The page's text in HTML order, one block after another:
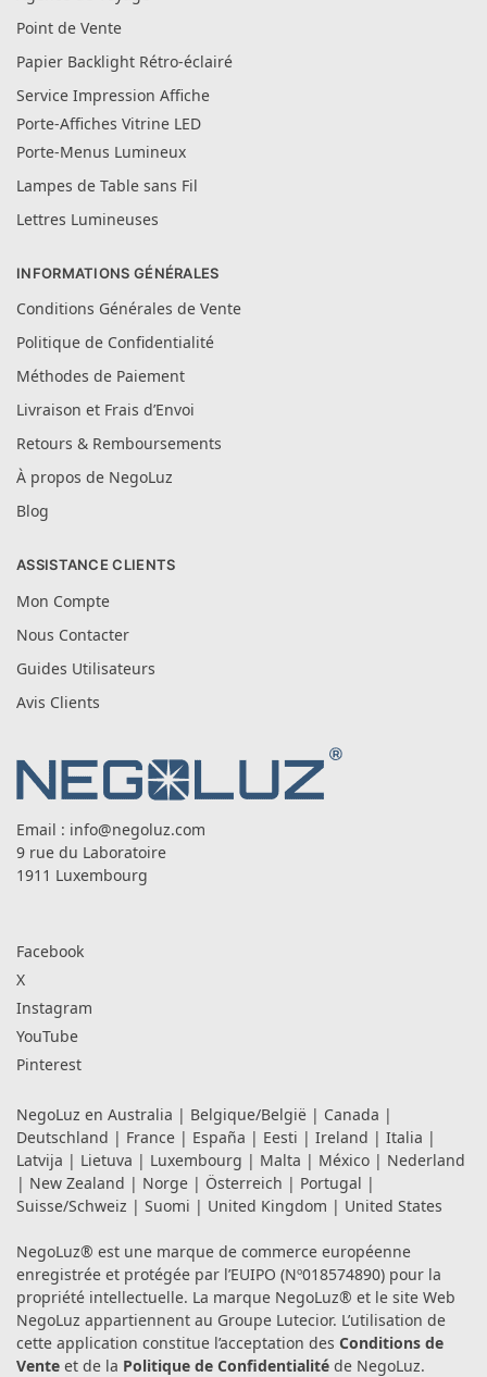
Point de Vente
Papier Backlight Rétro-éclairé
Service Impression Affiche
Porte-Affiches Vitrine LED
Porte-Menus Lumineux
Lampes de Table sans Fil
Lettres Lumineuses
INFORMATIONS GÉNÉRALES
Conditions Générales de Vente
Politique de Confidentialité
Méthodes de Paiement
Livraison et Frais d’Envoi
Retours & Remboursements
À propos de NegoLuz
Blog
ASSISTANCE CLIENTS
Mon Compte
Nous Contacter
Guides Utilisateurs
Avis Clients
Email : info@negoluz.com
9 rue du Laboratoire
1911 Luxembourg
Facebook
X
Instagram
YouTube
Pinterest
NegoLuz en Australia | Belgique/België | Canada |
Deutschland | France | España | Eesti | Ireland | Italia |
Latvija | Lietuva | Luxembourg | Malta | México | Nederland
| New Zealand | Norge | Österreich | Portugal |
Suisse/Schweiz | Suomi | United Kingdom | United States
NegoLuz® est une marque de commerce européenne
enregistrée et protégée par l’EUIPO (Nº018574890) pour la
propriété intellectuelle. La marque NegoLuz® et le site Web
NegoLuz appartiennent au Groupe Lutecior. L’utilisation de
cette application constitue l’acceptation des Conditions de
Vente et de la Politique de Confidentialité de NegoLuz.